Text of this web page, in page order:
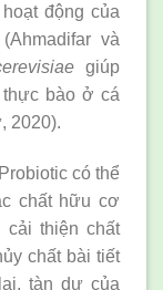
động của
và
giúp
thực bào ở cá
2020).
có thể
chất hữu cơ
cải thiện chất
chất bài tiết
tàn dư của